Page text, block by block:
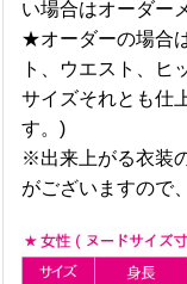
い場合はオーダー
★オーダーの場合
ト、ウエスト、ヒ
サイズそれとも仕
す。)
※出来上がる衣装
がございますので